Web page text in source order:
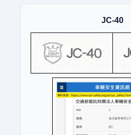
JC-40